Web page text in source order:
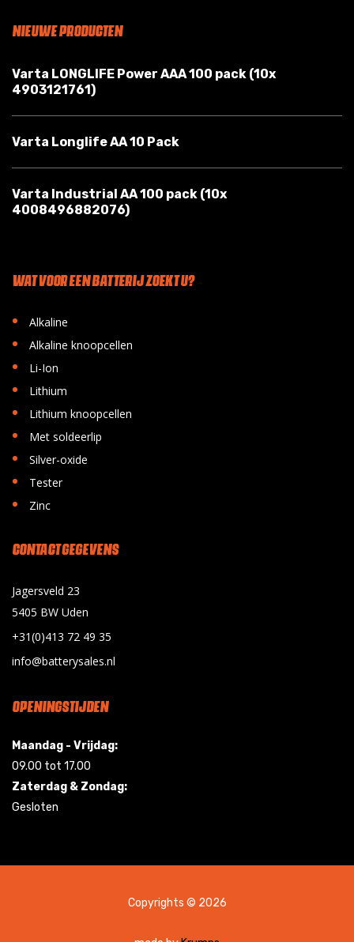
NIEUWE PRODUCTEN
Varta LONGLIFE Power AAA 100 pack (10x
4903121761)
Varta Longlife AA 10 Pack
Varta Industrial AA 100 pack (10x
4008496882076)
WAT VOOR EEN BATTERIJ ZOEKT U?
• Alkaline
• Alkaline knoopcellen
• Li-Ion
• Lithium
• Lithium knoopcellen
• Met soldeerlip
• Silver-oxide
• Tester
• Zinc
CONTACT GEGEVENS
Jagersveld 23
5405 BW Uden
+31(0)413 72 49 35
info@batterysales.nl
OPENINGSTIJDEN
Maandag - Vrijdag:
09.00 tot 17.00
Zaterdag & Zondag:
Gesloten
Copyrights © 2026